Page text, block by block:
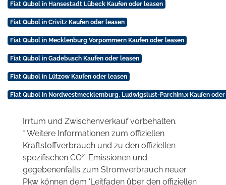
Fiat Qubol in Hansestadt Lübeck Kaufen oder leasen
Fiat Qubol in Crivitz Kaufen oder leasen
Fiat Qubol in Mecklenburg Vorpommern Kaufen oder leasen
Fiat Qubol in Gadebusch Kaufen oder leasen
Fiat Qubol in Lützow Kaufen oder leasen
Fiat Qubol in Nordwestmecklemburg, Ludwigslust-Parchim,x Kaufen oder
Irrtum und Zwischenverkauf vorbehalten.
* Weitere Informationen zum offiziellen
Kraftstoffverbrauch und zu den offiziellen
spezifischen CO2-Emissionen und
gegebenenfalls zum Stromverbrauch neuer
Pkw können dem 'Leitfaden über den offiziellen